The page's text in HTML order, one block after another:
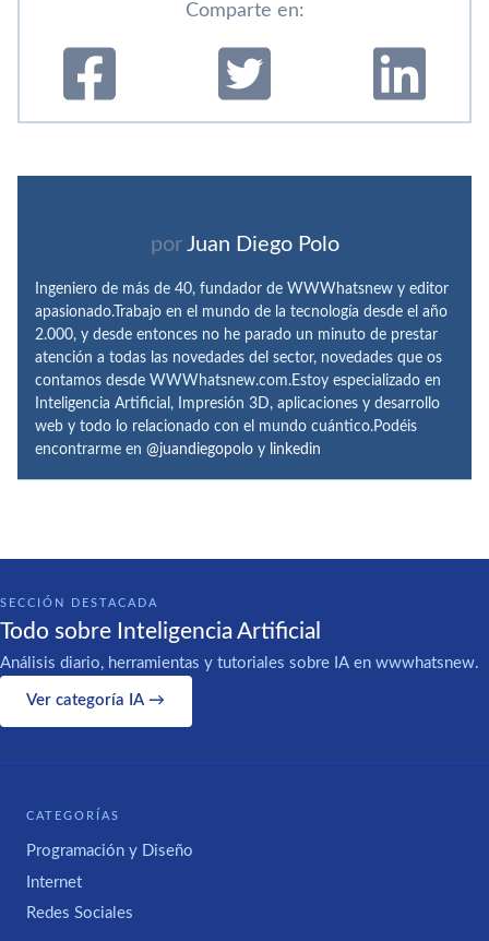
Comparte en:
por Juan Diego Polo
Ingeniero de más de 40, fundador de WWWhatsnew y editor
apasionado.Trabajo en el mundo de la tecnología desde el año
2.000, y desde entonces no he parado un minuto de prestar
atención a todas las novedades del sector, novedades que os
contamos desde WWWhatsnew.com.Estoy especializado en
Inteligencia Artificial, Impresión 3D, aplicaciones y desarrollo
web y todo lo relacionado con el mundo cuántico.Podéis
encontrarme en @juandiegopolo y linkedin
SECCIÓN DESTACADA
Todo sobre Inteligencia Artificial
Análisis diario, herramientas y tutoriales sobre IA en wwwhatsnew.
Ver categoría IA →
CATEGORÍAS
Programación y Diseño
Internet
Redes Sociales